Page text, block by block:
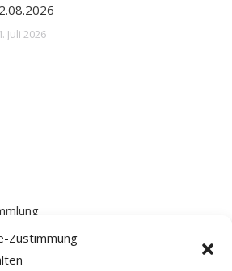
Zustimmung
Juli 2026